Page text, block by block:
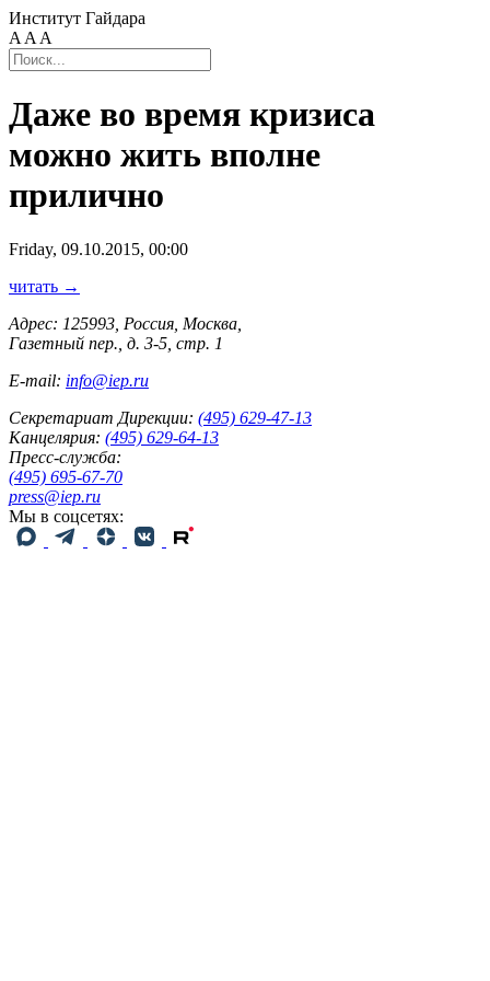
Институт Гайдара
A A A
Даже во время кризиса
можно жить вполне
прилично
Friday, 09.10.2015, 00:00
читать →
Адрес: 125993, Россия, Москва,
Газетный пер., д. 3-5, стр. 1
E-mail: info@iep.ru
Секретариат Дирекции: (495) 629-47-13
Канцелярия: (495) 629-64-13
Пресс-служба:
(495) 695-67-70
press@iep.ru
Мы в соцсетях: